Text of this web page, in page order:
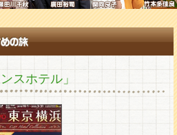
スホテル」